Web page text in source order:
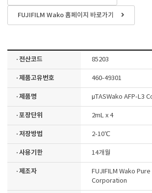
FUJIFILM Wako 홈페이지 바로가기
· 전산코드 85203
· 제품고유번호 460-49301
· 제품명 μTASWako AFP-L3
· 포장단위 2mL x 4
· 저장방법 2-10℃
· 사용기한 14개월
· 제조자
FUJIFILM Wako
Corporation